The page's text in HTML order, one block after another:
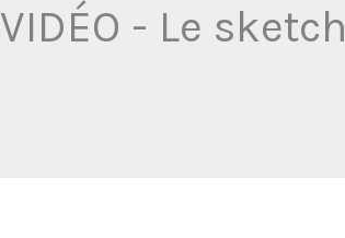
VIDÉO - Le